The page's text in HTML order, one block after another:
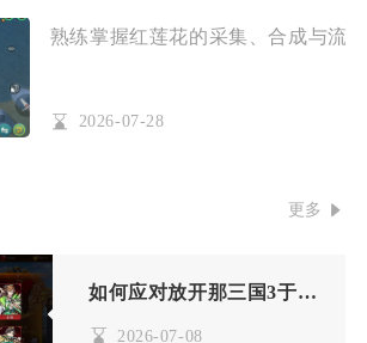
熟练掌握红莲花的采集、合成与流
2026-07-28
更多
如何应对放开那三国3于吉的防守
2026-07-08